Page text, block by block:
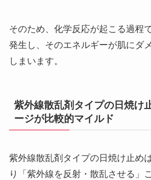
そのため、化学反応が起こる過程
発生し、そのエネルギーが肌にダ
しまいます。
紫外線散乱剤タイプの日焼け
ージが比較的マイルド
紫外線散乱剤タイプの日焼け止め
り「紫外線を反射・散乱させる」